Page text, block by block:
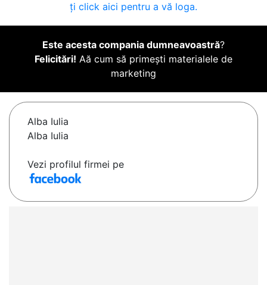
ți click aici pentru a vă loga.
Este acesta compania dumneavoastră?
Felicitări! Aă cum să primești materialele de
marketing
Alba Iulia
Alba Iulia
Vezi profilul firmei pe